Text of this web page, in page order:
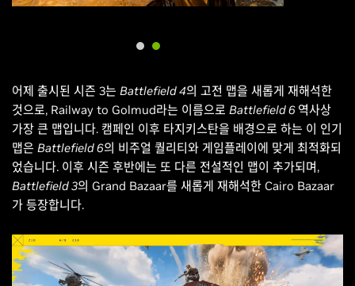
어제 출시된 시즌 3는 Battlefield 4의 고전 맵을 새롭게 재해석한
것으로, Railway to Golmud라는 이름으로 Battlefield 6 역사상
가장 큰 맵입니다. 캠페인 이후 타지키스탄을 배경으로 하는 이 인기
맵은 Battlefield 6의 비주얼 퀄리티와 게임플레이에 맞게 최적화되
었습니다. 이후 시즌 후반에는 또 다른 전설적인 맵이 추가되며,
Battlefield 3의 Grand Bazaar를 새롭게 재해석한 Cairo Bazaar
가 등장합니다.